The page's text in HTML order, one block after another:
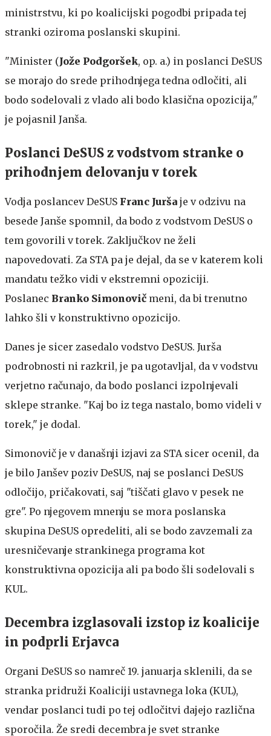
ministrstvu, ki po koalicijski pogodbi pripada tej
stranki oziroma poslanski skupini.
"Minister (Jože Podgoršek, op. a.) in poslanci DeSUS
se morajo do srede prihodnjega tedna odločiti, ali
bodo sodelovali z vlado ali bodo klasična opozicija,"
je pojasnil Janša.
Poslanci DeSUS z vodstvom stranke o
prihodnjem delovanju v torek
Vodja poslancev DeSUS Franc Jurša je v odzivu na
besede Janše spomnil, da bodo z vodstvom DeSUS o
tem govorili v torek. Zaključkov ne želi
napovedovati. Za STA pa je dejal, da se v katerem koli
mandatu težko vidi v ekstremni opoziciji.
Poslanec Branko Simonovič meni, da bi trenutno
lahko šli v konstruktivno opozicijo.
Danes je sicer zasedalo vodstvo DeSUS. Jurša
podrobnosti ni razkril, je pa ugotavljal, da v vodstvu
verjetno računajo, da bodo poslanci izpolnjevali
sklepe stranke. "Kaj bo iz tega nastalo, bomo videli v
torek," je dodal.
Simonovič je v današnji izjavi za STA sicer ocenil, da
je bilo Janšev poziv DeSUS, naj se poslanci DeSUS
odločijo, pričakovati, saj "tiščati glavo v pesek ne
gre". Po njegovem mnenju se mora poslanska
skupina DeSUS opredeliti, ali se bodo zavzemali za
uresničevanje strankinega programa kot
konstruktivna opozicija ali pa bodo šli sodelovali s
KUL.
Decembra izglasovali izstop iz koalicije
in podprli Erjavca
Organi DeSUS so namreč 19. januarja sklenili, da se
stranka pridruži Koaliciji ustavnega loka (KUL),
vendar poslanci tudi po tej odločitvi dajejo različna
sporočila. Že sredi decembra je svet stranke